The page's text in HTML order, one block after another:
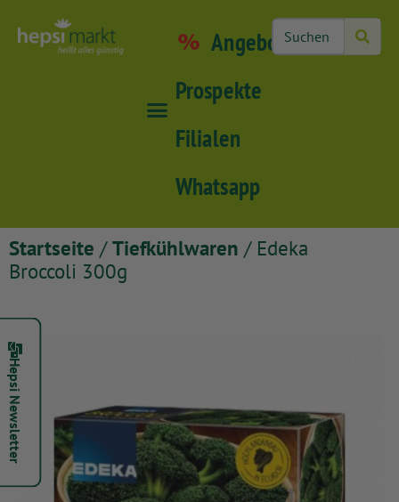
Hepsi Newsletter
Angebote
Prospekte
Filialen
Whatsapp
Startseite /Tiefkühlwaren / Edeka
Broccoli 300g